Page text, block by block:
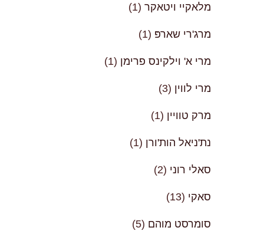
מלאקיי ויטאקר (1)
מרג'רי שארפּ (1)
מרי א' וילקינס פרימן (1)
מרי לווין (3)
מרק טוויין (1)
נת'ניאל הות'ורן (1)
סאלי רוני (2)
סאקי (13)
סומרסט מוהם (5)